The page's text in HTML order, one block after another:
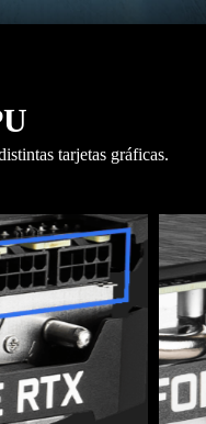
tarjetas gráficas.
3